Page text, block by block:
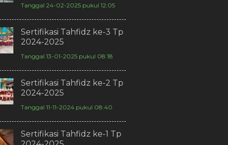
Tanggal 24-02-2025 pukul 12:05
Sertifikasi Tahfidz ke-3 Tp
2024-2025
Tanggal 13-01-2025 pukul 08:18
Sertifikasi Tahfidz ke-2 Tp
2024-2025
Tanggal 11-11-2024 pukul 08:40
Sertifikasi Tahfidz ke-1 Tp